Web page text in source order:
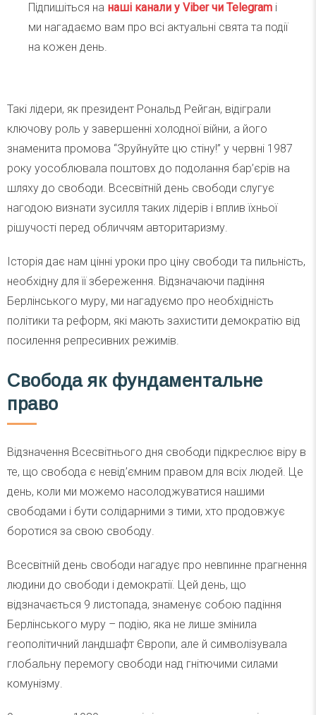
Підпишіться на наші канали у Viber чи Telegram і
ми нагадаємо вам про всі актуальні свята та події
на кожен день.
Такі лідери, як президент Рональд Рейган, відіграли
ключову роль у завершенні холодної війни, а його
знаменита промова “Зруйнуйте цю стіну!” у червні 1987
року уособлювала поштовх до подолання бар’єрів на
шляху до свободи. Всесвітній день свободи слугує
нагодою визнати зусилля таких лідерів і вплив їхньої
рішучості перед обличчям авторитаризму.
Історія дає нам цінні уроки про ціну свободи та пильність,
необхідну для її збереження. Відзначаючи падіння
Берлінського муру, ми нагадуємо про необхідність
політики та реформ, які мають захистити демократію від
посилення репресивних режимів.
Свобода як фундаментальне
право
Відзначення Всесвітнього дня свободи підкреслює віру в
те, що свобода є невід’ємним правом для всіх людей. Це
день, коли ми можемо насолоджуватися нашими
свободами і бути солідарними з тими, хто продовжує
боротися за свою свободу.
Всесвітній день свободи нагадує про невпинне прагнення
людини до свободи і демократії. Цей день, що
відзначається 9 листопада, знаменує собою падіння
Берлінського муру – подію, яка не лише змінила
геополітичний ландшафт Європи, але й символізувала
глобальну перемогу свободи над гнітючими силами
комунізму.